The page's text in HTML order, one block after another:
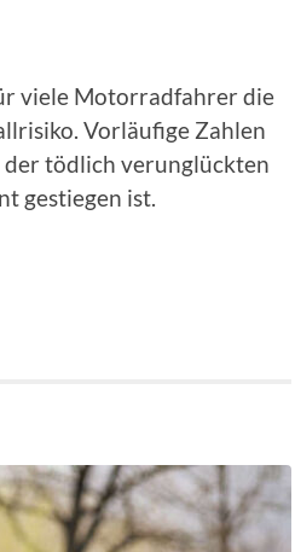
viele Motorradfahrer die
Vorläufige Zahlen
der tödlich verunglückten
gestiegen ist.